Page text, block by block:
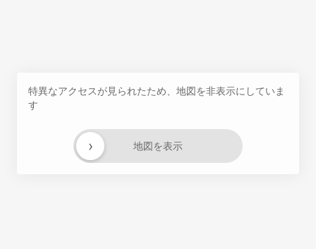
特異なアクセスが見られたため、地図を非表示にしていま
す
地図を表示
›